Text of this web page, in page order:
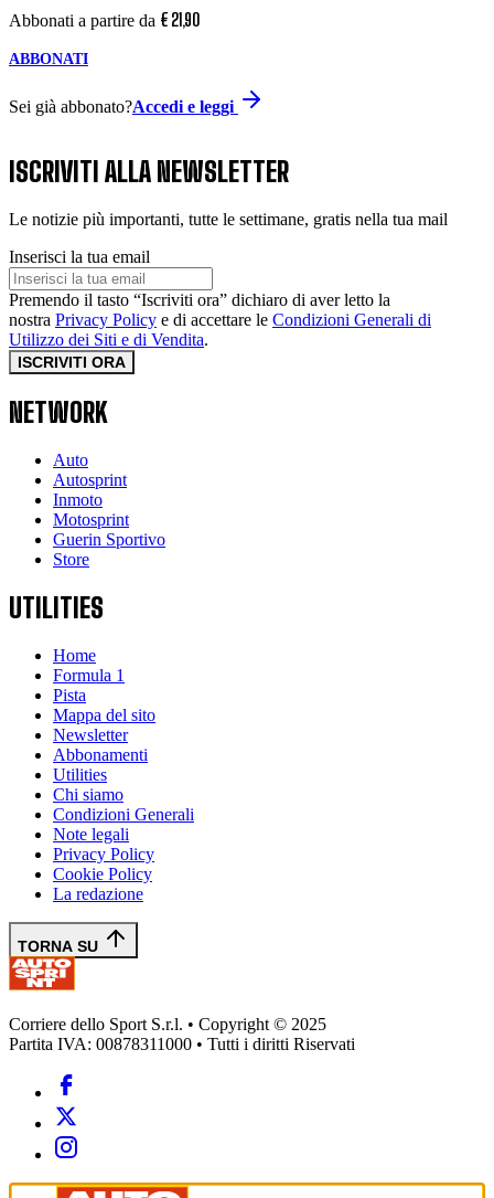
Abbonati a partire da € 21,90
ABBONATI
Sei già abbonato?Accedi e leggi
ISCRIVITI ALLA NEWSLETTER
Le notizie più importanti, tutte le settimane, gratis nella tua mail
Inserisci la tua email
Premendo il tasto “Iscriviti ora” dichiaro di aver letto la
nostra Privacy Policy e di accettare le Condizioni Generali di
Utilizzo dei Siti e di Vendita.
ISCRIVITI ORA
NETWORK
Auto
Autosprint
Inmoto
Motosprint
Guerin Sportivo
Store
UTILITIES
Home
Formula 1
Pista
Mappa del sito
Newsletter
Abbonamenti
Utilities
Chi siamo
Condizioni Generali
Note legali
Privacy Policy
Cookie Policy
La redazione
TORNA SU
Corriere dello Sport S.r.l. • Copyright © 2025
Partita IVA: 00878311000 • Tutti i diritti Riservati